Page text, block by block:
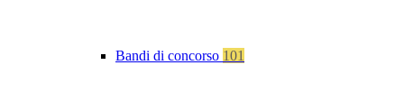
Bandi di concorso 101